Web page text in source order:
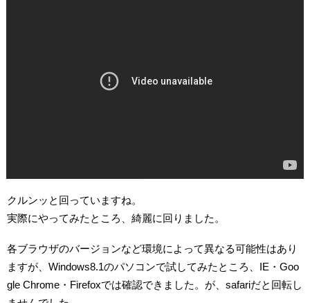
クルンッと回っていますね。
実際にやってみたところ、綺麗に回りました。
各ブラウザのバージョンなど環境によって異なる可能性はあり
ますが、Windows8.1のパソコンで試してみたところ、IE・Goo
gle Chrome・Firefoxでは確認できました。が、safariだと回転し